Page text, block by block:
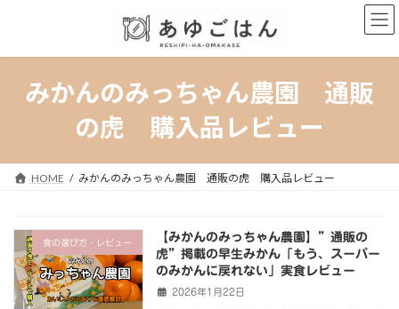
ン
プ
ー
動
みかんのみっちゃん農園 通販
の虎 購入品レビュー
HOME みかんのみっちゃん農園 通販の虎 購入品レビュー
食の選び方・レビュー
【みかんのみっちゃん農園】”通販の
虎”掲載の早生みかん「もう、スーパー
のみかんに戻れない」実食レビュー
2026年1月22日